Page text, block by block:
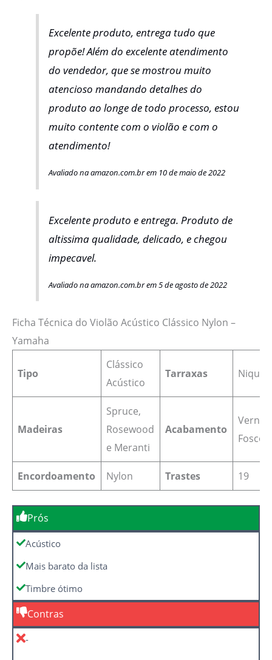
Excelente produto, entrega tudo que
propõe! Além do excelente atendimento
do vendedor, que se mostrou muito
atencioso mandando detalhes do
produto ao longe de todo processo, estou
muito contente com o violão e com o
atendimento!
Avaliado na amazon.com.br em 10 de maio de 2022
Excelente produto e entrega. Produto de
altissima qualidade, delicado, e chegou
impecavel.
Avaliado na amazon.com.br em 5 de agosto de 2022
Ficha Técnica do Violão Acústico Clássico Nylon –
Yamaha
Tipo
Clássico
Acústico
Tarraxas
Madeiras
Spruce,
Rosewood
e Meranti
Acabamento
Verniz
Fosco
Encordoamento Nylon Trastes 19
Prós
Acústico
Mais barato da lista
Timbre ótimo
Contras
-